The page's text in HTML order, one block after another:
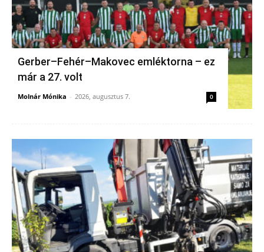
Gerber–Fehér–Makovec emléktorna – ez
már a 27. volt
Molnár Mónika - 2026, augusztus 7. 0